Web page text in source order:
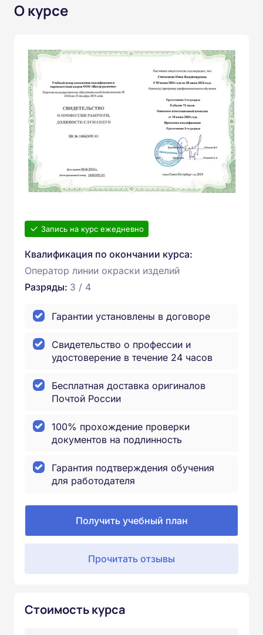
О курсе
Запись на курс ежедневно
Квалификация по окончании курса:
Оператор линии окраски изделий
Разряды: 3 / 4
Гарантии установлены в договоре
Свидетельство о профессии и
удостоверение в течение 24 часов
Бесплатная доставка оригиналов
Почтой России
100% прохождение проверки
документов на подлинность
Гарантия подтверждения обучения
для работодателя
Получить учебный план
Прочитать отзывы
Стоимость курса